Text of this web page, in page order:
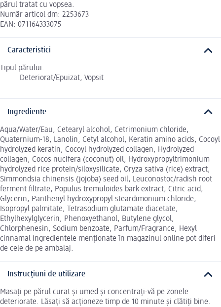
părul tratat cu vopsea.
Număr articol dm: 2253673
EAN: 071164333075
Caracteristici
Tipul părului:
Deteriorat/Epuizat, Vopsit
Ingrediente
Aqua/Water/Eau, Cetearyl alcohol, Cetrimonium chloride,
Quaternium-18, Lanolin, Cetyl alcohol, Keratin amino acids, Cocoyl
hydrolyzed keratin, Cocoyl hydrolyzed collagen, Hydrolyzed
collagen, Cocos nucifera (coconut) oil, Hydroxypropyltrimonium
hydrolyzed rice protein/siloxysilicate, Oryza sativa (rice) extract,
Simmondsia chinensis (jojoba) seed oil, Leuconostoc/radish root
ferment filtrate, Populus tremuloides bark extract, Citric acid,
Glycerin, Panthenyl hydroxypropyl steardimonium chloride,
Isopropyl palmitate, Tetrasodium glutamate diacetate,
Ethylhexylglycerin, Phenoxyethanol, Butylene glycol,
Chlorphenesin, Sodium benzoate, Parfum/Fragrance, Hexyl
cinnamal Ingredientele menționate în magazinul online pot diferi
de cele de pe ambalaj.
Instrucțiuni de utilizare
Masați pe părul curat și umed și concentrați-vă pe zonele
deteriorate. Lăsați să acționeze timp de 10 minute și clătiți bine.